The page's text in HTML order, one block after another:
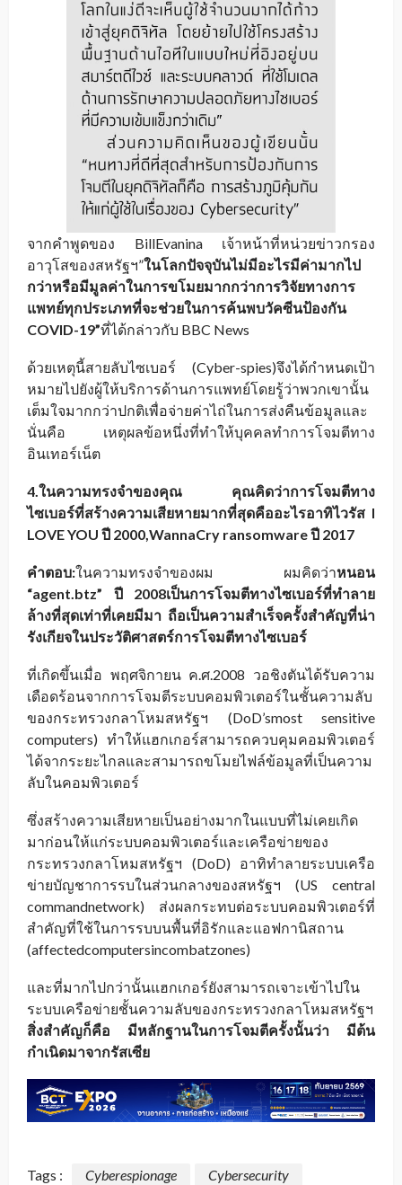
จากคำพูดของ BillEvanina เจ้าหน้าที่หน่วยข่าวกรอง
อาวุโสของสหรัฐฯ”ในโลกปัจจุบันไม่มีอะไรมีค่ามากไป
กว่าหรือมีมูลค่าในการขโมยมากกว่าการวิจัยทางการ
แพทย์ทุกประเภทที่จะช่วยในการค้นพบวัคซีนป้องกัน
COVID-19”ที่ได้กล่าวกับ BBC News
ด้วยเหตุนี้สายลับไซเบอร์ (Cyber-spies)จึงได้กำหนดเป้า
หมายไปยังผู้ให้บริการด้านการแพทย์โดยรู้ว่าพวกเขานั้น
เต็มใจมากกว่าปกติเพื่อจ่ายค่าไถ่ในการส่งคืนข้อมูลและ
นั่นคือ เหตุผลข้อหนึ่งที่ทำให้บุคคลทำการโจมตีทาง
อินเทอร์เน็ต
4.ในความทรงจำของคุณ คุณคิดว่าการโจมตีทาง
ไซเบอร์ที่สร้างความเสียหายมากที่สุดคืออะไรอาทิไวรัส I
LOVE YOU ปี 2000,WannaCry ransomware ปี 2017
คำตอบ:ในความทรงจำของผม ผมคิดว่าหนอน
“agent.btz” ปี 2008เป็นการโจมตีทางไซเบอร์ที่ทำลาย
ล้างที่สุดเท่าที่เคยมีมา ถือเป็นความสำเร็จครั้งสำคัญที่น่า
รังเกียจในประวัติศาสตร์การโจมตีทางไซเบอร์
ที่เกิดขึ้นเมื่อ พฤศจิกายน ค.ศ.2008 วอชิงตันได้รับความ
เดือดร้อนจากการโจมตีระบบคอมพิวเตอร์ในชั้นความลับ
ของกระทรวงกลาโหมสหรัฐฯ (DoD’smost sensitive
computers) ทำให้แฮกเกอร์สามารถควบคุมคอมพิวเตอร์
ได้จากระยะไกลและสามารถขโมยไฟล์ข้อมูลที่เป็นความ
ลับในคอมพิวเตอร์
ซึ่งสร้างความเสียหายเป็นอย่างมากในแบบที่ไม่เคยเกิด
มาก่อนให้แก่ระบบคอมพิวเตอร์และเครือข่ายของ
กระทรวงกลาโหมสหรัฐฯ (DoD) อาทิทำลายระบบเครือ
ข่ายบัญชาการรบในส่วนกลางของสหรัฐฯ (US central
commandnetwork) ส่งผลกระทบต่อระบบคอมพิวเตอร์ที่
สำคัญที่ใช้ในการรบบนพื้นที่อิรักและแอฟกานิสถาน
(affectedcomputersincombatzones)
และที่มากไปกว่านั้นแฮกเกอร์ยังสามารถเจาะเข้าไปใน
ระบบเครือข่ายชั้นความลับของกระทรวงกลาโหมสหรัฐฯ
สิ่งสำคัญก็คือ มีหลักฐานในการโจมตีครั้งนั้นว่า มีต้น
กำเนิดมาจากรัสเซีย
Tags : Cyberespionage
Cybersecurity